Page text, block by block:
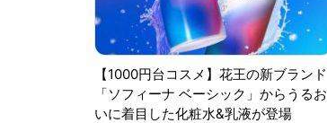
【1000円台コスメ】花王の新ブランド
「ソフィーナ ベーシック」からうるお
いに着目した化粧水&乳液が登場